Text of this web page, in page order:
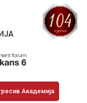
Академија